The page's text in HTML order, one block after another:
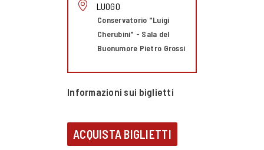
LUOGO
Conservatorio "Luigi
Cherubini" - Sala del
Buonumore Pietro Grossi
Informazioni sui biglietti
ACQUISTA BIGLIETTI